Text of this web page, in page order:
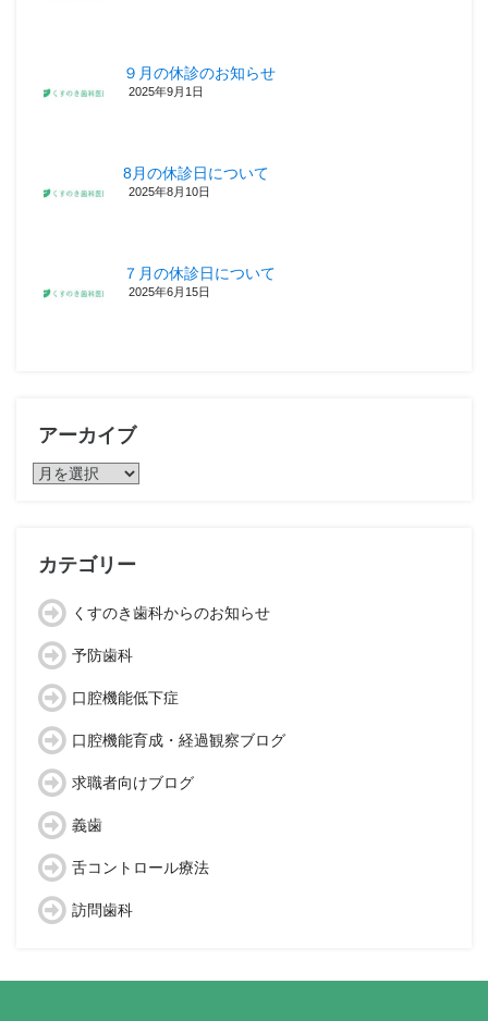
９月の休診のお知らせ
2025年9月1日
8月の休診日について
2025年8月10日
７月の休診日について
2025年6月15日
アーカイブ
ア
ブ
カテゴリー
くすのき歯科からのお知らせ
予防歯科
口腔機能低下症
口腔機能育成・経過観察ブログ
求職者向けブログ
義歯
舌コントロール療法
訪問歯科